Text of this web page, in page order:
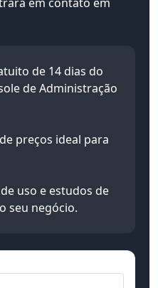
de 14 dias do
de Administração
preços ideal para
uso e estudos de
seu negócio.